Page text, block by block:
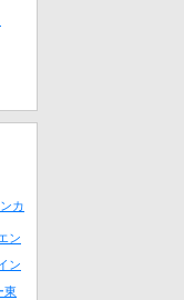
カ
ン
ン
東